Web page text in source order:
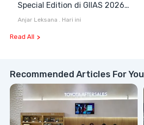
Special Edition di GIIAS 2026,
Stok Terbatas
Anjar Leksana . Hari ini
Read All
Recommended Articles For You